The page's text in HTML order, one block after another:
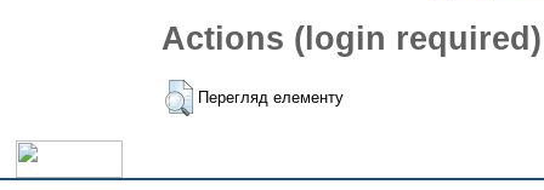
Actions (login required)
Перегляд елементу